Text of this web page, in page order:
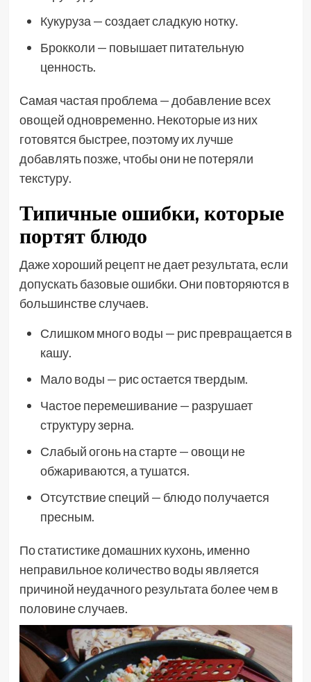
Кукуруза — создает сладкую нотку.
Брокколи — повышает питательную
ценность.
Самая частая проблема — добавление всех
овощей одновременно. Некоторые из них
готовятся быстрее, поэтому их лучше
добавлять позже, чтобы они не потеряли
текстуру.
Типичные ошибки, которые
портят блюдо
Даже хороший рецепт не дает результата, если
допускать базовые ошибки. Они повторяются в
большинстве случаев.
Слишком много воды — рис превращается в
кашу.
Мало воды — рис остается твердым.
Частое перемешивание — разрушает
структуру зерна.
Слабый огонь на старте — овощи не
обжариваются, а тушатся.
Отсутствие специй — блюдо получается
пресным.
По статистике домашних кухонь, именно
неправильное количество воды является
причиной неудачного результата более чем в
половине случаев.